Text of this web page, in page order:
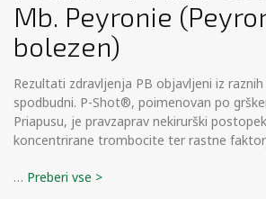
Mb. Peyronie
bolezen)
Rezultati zdravljenja PB objavljeni iz
spodbudni. P-Shot®, poimenovan po
Priapusu, je pravzaprav nekirurški
koncentrirane trombocite ter rastne
…